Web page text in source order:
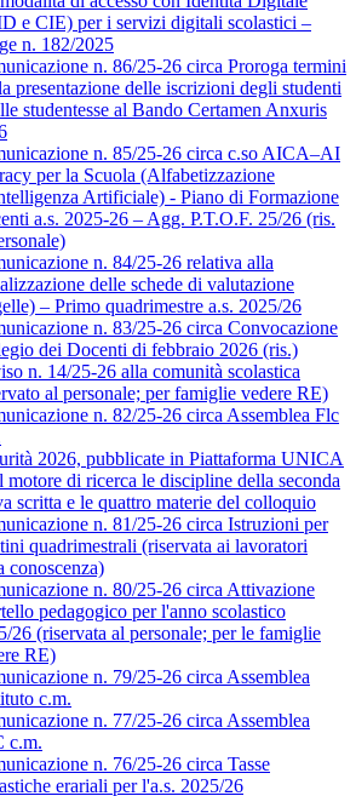
e CIE) per i servizi digitali scolastici –
n. 182/2025
n. 86/25-26 circa Proroga termini
presentazione delle iscrizioni degli studenti
studentesse al Bando Certamen Anxuris
n. 85/25-26 circa c.so AICA–AI
per la Scuola (Alfabetizzazione
Artificiale) - Piano di Formazione
a.s. 2025-26 – Agg. P.T.O.F. 25/26 (ris.
n. 84/25-26 relativa alla
delle schede di valutazione
– Primo quadrimestre a.s. 2025/26
n. 83/25-26 circa Convocazione
dei Docenti di febbraio 2026 (ris.)
n. 14/25-26 alla comunità scolastica
al personale; per famiglie vedere RE)
n. 82/25-26 circa Assemblea Flc
2026, pubblicate in Piattaforma UNICA
motore di ricerca le discipline della seconda
scritta e le quattro materie del colloquio
n. 81/25-26 circa Istruzioni per
quadrimestrali (riservata ai lavoratori
conoscenza)
n. 80/25-26 circa Attivazione
pedagogico per l'anno scolastico
26 (riservata al personale; per le famiglie
RE)
n. 79/25-26 circa Assemblea
c.m.
n. 77/25-26 circa Assemblea
c.m.
n. 76/25-26 circa Tasse
erariali per l'a.s. 2025/26